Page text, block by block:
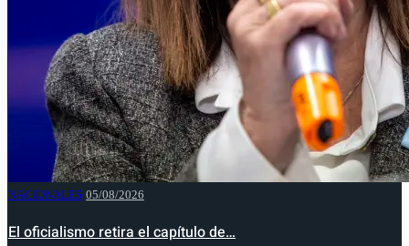
NACIONALES 05/08/2026
El oficialismo retira el capítulo de…